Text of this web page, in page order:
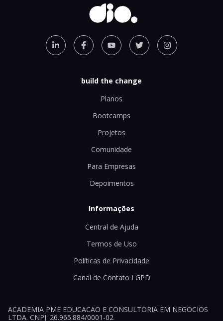
build the change
Planos
Bootcamps
Projetos
Comunidade
Para Empresas
Depoimentos
Informações
Central de Ajuda
Termos de Uso
Políticas de Privacidade
Canal de Contato LGPD
ACADEMIA PME EDUCACAO E CONSULTORIA EM NEGOCIOS
LTDA. CNPJ: 26.965.884/0001-02